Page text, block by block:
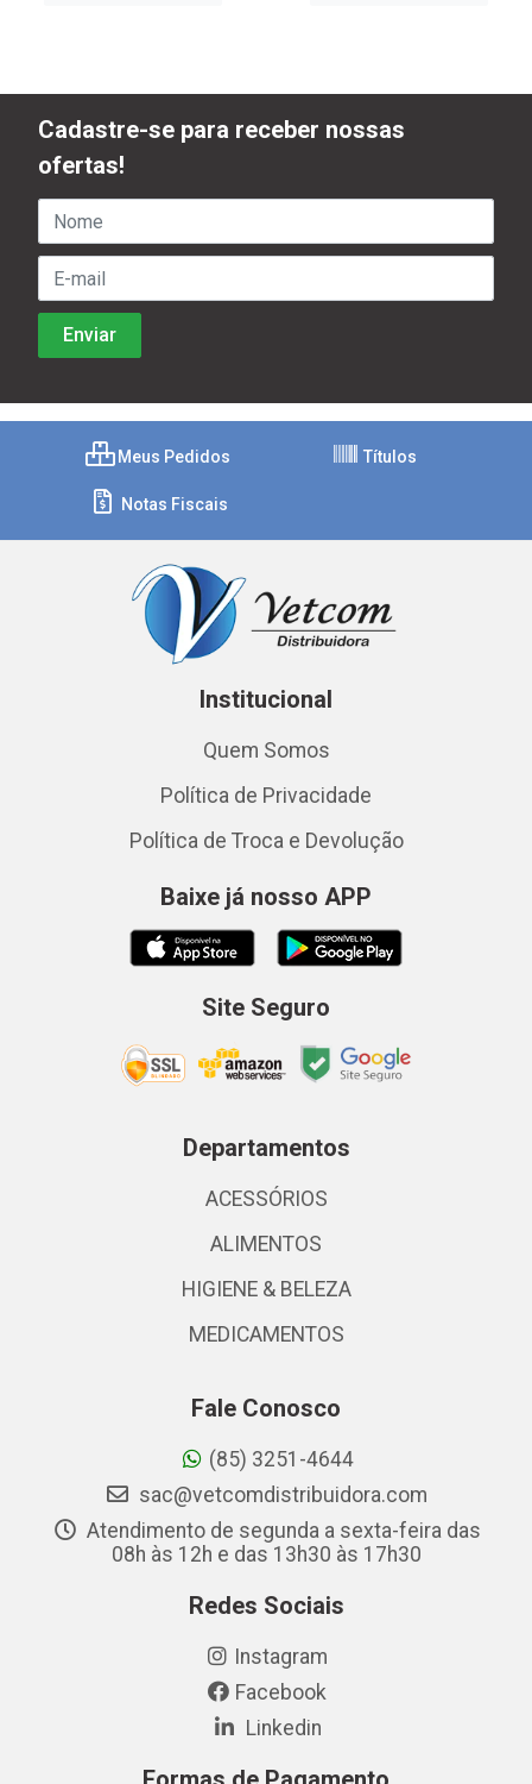
Cadastre-se para receber nossas
ofertas!
Meus Pedidos Títulos
Notas Fiscais
Institucional
Quem Somos
Política de Privacidade
Política de Troca e Devolução
Baixe já nosso APP
Site Seguro
Departamentos
ACESSÓRIOS
ALIMENTOS
HIGIENE & BELEZA
MEDICAMENTOS
Fale Conosco
(85) 3251-4644
sac@vetcomdistribuidora.com
Atendimento de segunda a sexta-feira das
08h às 12h e das 13h30 às 17h30
Redes Sociais
Instagram
Facebook
Linkedin